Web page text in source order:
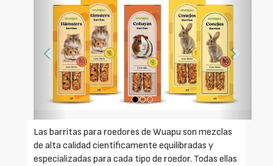
Anterior
Las barritas para roedores de Wuapu son mezclas
de alta calidad científicamente equilibradas y
especializadas para cada tipo de roedor. Todas ellas